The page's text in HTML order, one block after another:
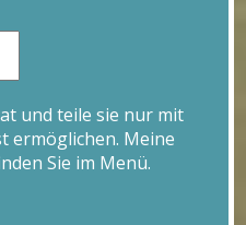
und teile sie nur mit
ermöglichen. Meine
Sie im Menü.